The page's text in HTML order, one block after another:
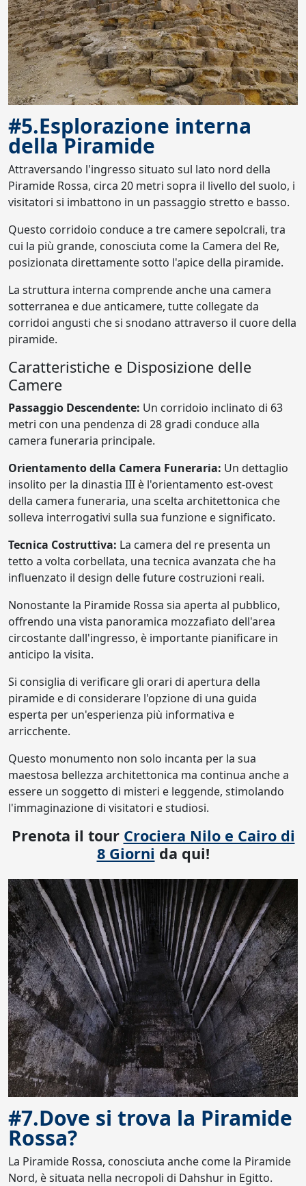
#5.Esplorazione interna
della Piramide
Attraversando l'ingresso situato sul lato nord della
Piramide Rossa, circa 20 metri sopra il livello del suolo, i
visitatori si imbattono in un passaggio stretto e basso.
Questo corridoio conduce a tre camere sepolcrali, tra
cui la più grande, conosciuta come la Camera del Re,
posizionata direttamente sotto l'apice della piramide.
La struttura interna comprende anche una camera
sotterranea e due anticamere, tutte collegate da
corridoi angusti che si snodano attraverso il cuore della
piramide.
Caratteristiche e Disposizione delle
Camere
Passaggio Descendente: Un corridoio inclinato di 63
metri con una pendenza di 28 gradi conduce alla
camera funeraria principale.
Orientamento della Camera Funeraria: Un dettaglio
insolito per la dinastia III è l'orientamento est-ovest
della camera funeraria, una scelta architettonica che
solleva interrogativi sulla sua funzione e significato.
Tecnica Costruttiva: La camera del re presenta un
tetto a volta corbellata, una tecnica avanzata che ha
influenzato il design delle future costruzioni reali.
Nonostante la Piramide Rossa sia aperta al pubblico,
offrendo una vista panoramica mozzafiato dell'area
circostante dall'ingresso, è importante pianificare in
anticipo la visita.
Si consiglia di verificare gli orari di apertura della
piramide e di considerare l'opzione di una guida
esperta per un'esperienza più informativa e
arricchente.
Questo monumento non solo incanta per la sua
maestosa bellezza architettonica ma continua anche a
essere un soggetto di misteri e leggende, stimolando
l'immaginazione di visitatori e studiosi.
Prenota il tour Crociera Nilo e Cairo di
8 Giorni da qui!
#7.Dove si trova la Piramide
Rossa?
La Piramide Rossa, conosciuta anche come la Piramide
Nord, è situata nella necropoli di Dahshur in Egitto.